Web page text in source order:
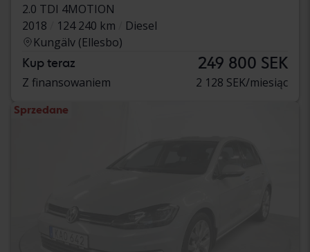
2.0 TDI 4MOTION
2018
124 240 km
Diesel
Kungälv (Ellesbo)
Kup teraz 249 800 SEK
Z finansowaniem 2 128 SEK/miesiąc
Sprzedane